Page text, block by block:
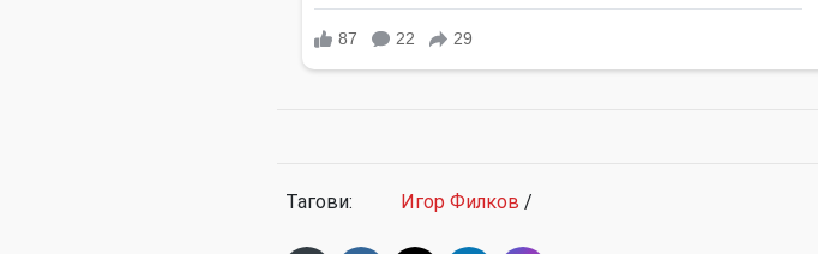
Тагови: Игор Филков /